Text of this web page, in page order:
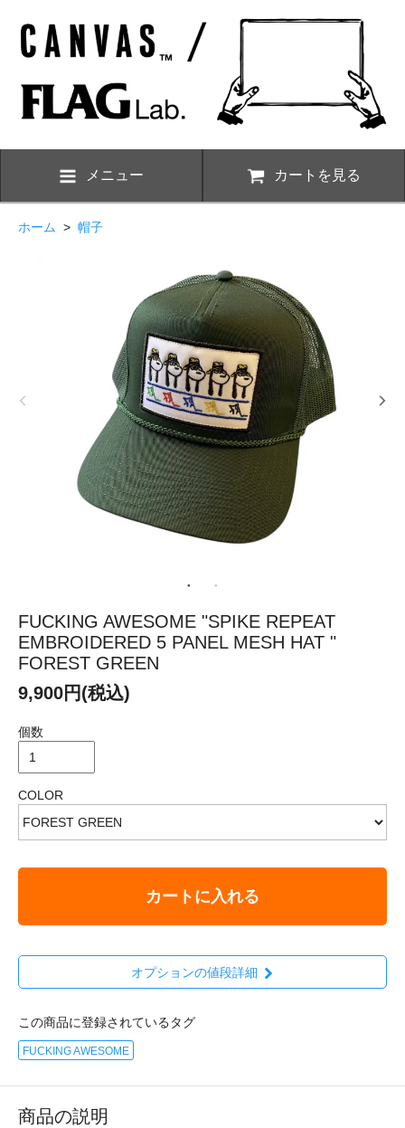
メニュー カートを見る
ホーム > 帽子
FUCKING AWESOME "SPIKE REPEAT
EMBROIDERED 5 PANEL MESH HAT "
FOREST GREEN
9,900円(税込)
個数
COLOR
カートに入れる
オプションの値段詳細
この商品に登録されているタグ
FUCKING AWESOME
商品の説明